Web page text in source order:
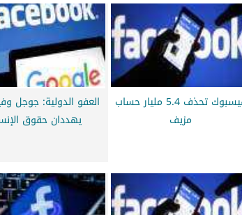
فيسبوك تحذف 5.4 مليار حساب
مزيف
العفو الدولية: جوجل
يهددان حقوق